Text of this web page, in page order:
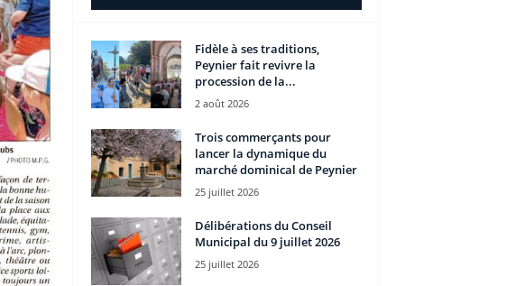
Fidèle à ses traditions,
Peynier fait revivre la
procession de la...
2 août 2026
Trois commerçants pour
lancer la dynamique du
marché dominical de Peynier
25 juillet 2026
Délibérations du Conseil
Municipal du 9 juillet 2026
25 juillet 2026